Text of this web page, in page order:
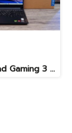
Lenovo IdeaPad Gaming 3 Ryzen5-5500H RAM16 RTX2050(4GB) 512GB M.2 จอ15.6 FHD 144Hz สเปคเกมมิ่ง คีย์บอร์ดไฟสีRGB เครื่องพร้อมใช้งาน ราคาเพียง 16,900.-